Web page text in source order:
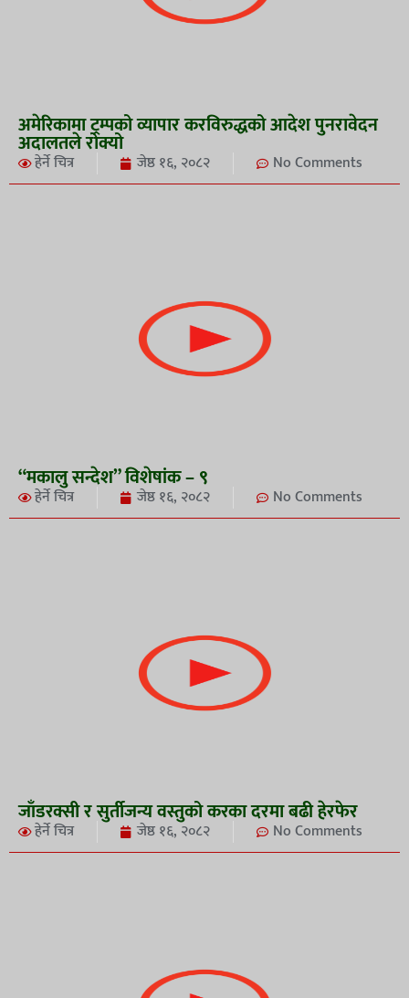
अमेरिकामा ट्रम्पको व्यापार करविरुद्धको आदेश पुनरावेदन
अदालतले रोक्यो
हेर्ने चित्र जेष्ठ १६, २०८२ No Comments
“मकालु सन्देश” विशेषांक – ९
हेर्ने चित्र जेष्ठ १६, २०८२ No Comments
जाँडरक्सी र सुर्तीजन्य वस्तुको करका दरमा बढी हेरफेर
हेर्ने चित्र जेष्ठ १६, २०८२ No Comments